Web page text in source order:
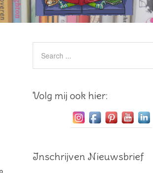
Volg mij ook hier:
Inschrijven Nieuwsbrief